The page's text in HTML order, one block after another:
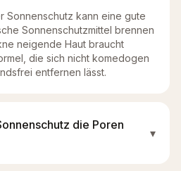
Sonnenschutz kann eine gute
Sonnenschutzmittel brennen
neigende Haut braucht
die sich nicht komedogen
entfernen lässt.
die Poren
▾